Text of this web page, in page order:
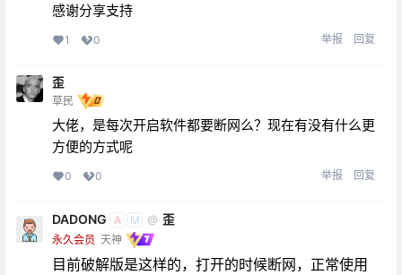
感谢分享支持
1 0 举报 回复
歪
草民
大佬，是每次开启软件都要断网么？现在有没有什么更
方便的方式呢
0 0 举报 回复
DADONG A M @ 歪
永久会员 天神
目前破解版是这样的，打开的时候断网，正常使用